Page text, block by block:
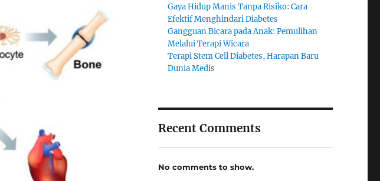
Gaya Hidup Manis Tanpa Risiko: Cara
Efektif Menghindari Diabetes
Gangguan Bicara pada Anak: Pemulihan
Melalui Terapi Wicara
Terapi Stem Cell Diabetes, Harapan Baru
Dunia Medis
Recent Comments
No comments to show.